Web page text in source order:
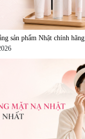
sản phẩm Nhật chính hãng